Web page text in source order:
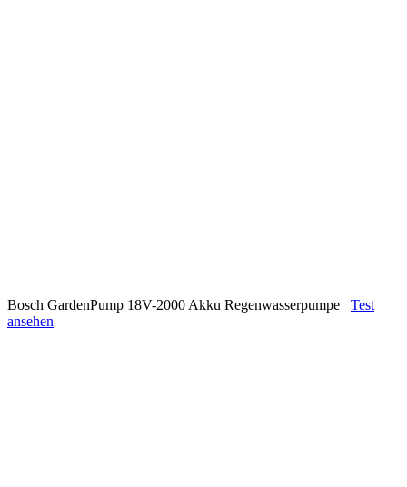
Bosch GardenPump 18V-2000 Akku Regenwasserpumpe
Test
ansehen